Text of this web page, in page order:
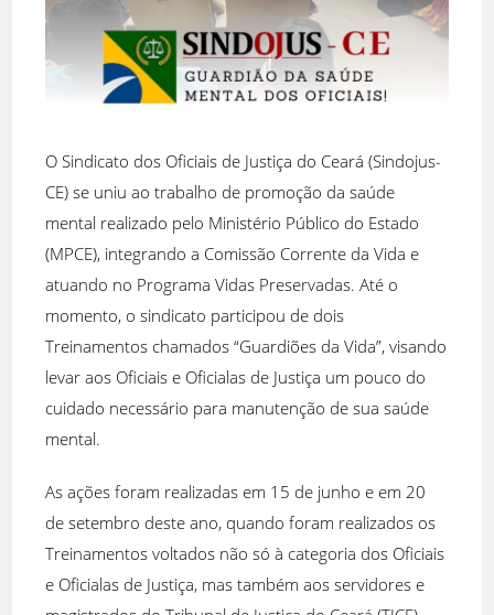
O Sindicato dos Oficiais de Justiça do Ceará (Sindojus-
CE) se uniu ao trabalho de promoção da saúde
mental realizado pelo Ministério Público do Estado
(MPCE), integrando a Comissão Corrente da Vida e
atuando no Programa Vidas Preservadas. Até o
momento, o sindicato participou de dois
Treinamentos chamados “Guardiões da Vida”, visando
levar aos Oficiais e Oficialas de Justiça um pouco do
cuidado necessário para manutenção de sua saúde
mental.
As ações foram realizadas em 15 de junho e em 20
de setembro deste ano, quando foram realizados os
Treinamentos voltados não só à categoria dos Oficiais
e Oficialas de Justiça, mas também aos servidores e